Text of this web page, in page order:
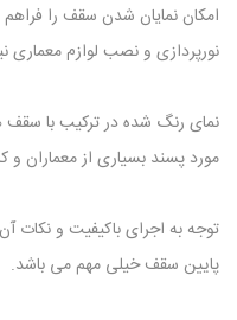
امکان نمایان شدن سقف را فراهم
نورپردازی و نصب لوازم معماری
نمای رنگ شده در ترکیب با سقف
مورد پسند بسیاری از معماران و
توجه به اجرای باکیفیت و
پایین سقف خیلی مهم می باشد.